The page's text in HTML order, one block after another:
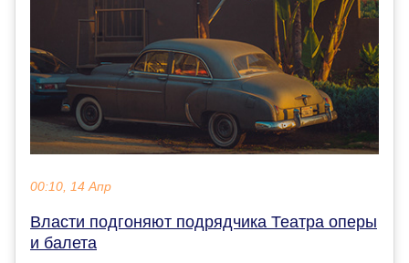
00:10, 14 Апр
Власти подгоняют подрядчика Театра оперы
и балета